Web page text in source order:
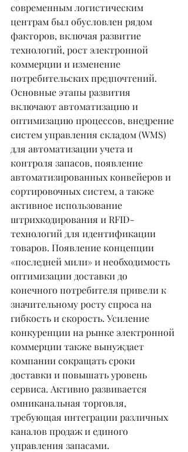
современным логистическим
центрам был обусловлен рядом
факторов, включая развитие
технологий, рост электронной
коммерции и изменение
потребительских предпочтений.
Основные этапы развития
включают автоматизацию и
оптимизацию процессов, внедрение
систем управления складом (WMS)
для автоматизации учета и
контроля запасов, появление
автоматизированных конвейеров и
сортировочных систем, а также
активное использование
штрихкодирования и RFID-
технологий для идентификации
товаров. Появление концепции
«последней мили» и необходимость
оптимизации доставки до
конечного потребителя привели к
значительному росту спроса на
гибкость и скорость. Усиление
конкуренции на рынке электронной
коммерции также вынуждает
компании сокращать сроки
доставки и повышать уровень
сервиса. Активно развивается
омниканальная торговля,
требующая интеграции различных
каналов продаж и единого
управления запасами.